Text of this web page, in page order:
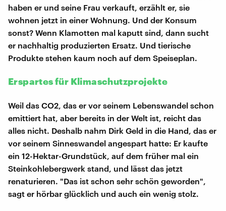
haben er und seine Frau verkauft, erzählt er, sie
wohnen jetzt in einer Wohnung. Und der Konsum
sonst? Wenn Klamotten mal kaputt sind, dann sucht
er nachhaltig produzierten Ersatz. Und tierische
Produkte stehen kaum noch auf dem Speiseplan.
Erspartes für Klimaschutzprojekte
Weil das CO2, das er vor seinem Lebenswandel schon
emittiert hat, aber bereits in der Welt ist, reicht das
alles nicht. Deshalb nahm Dirk Geld in die Hand, das er
vor seinem Sinneswandel angespart hatte: Er kaufte
ein 12-Hektar-Grundstück, auf dem früher mal ein
Steinkohlebergwerk stand, und lässt das jetzt
renaturieren. "Das ist schon sehr schön geworden",
sagt er hörbar glücklich und auch ein wenig stolz.